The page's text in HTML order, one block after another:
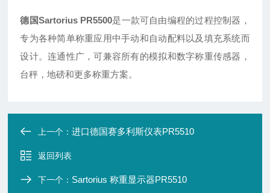
德国Sartorius PR5500是一款可自由编程的过程控制器，
专为各种简单称重应用中手动和自动配料以及填充系统而
设计。连通性广，可兼容所有的模拟和数字称重传感器，
台秤，地磅和更多称重方案。
上一个：进口德国赛多利斯仪表PR5510
返回列表
下一个： Sartorius 称重显示器PR5510